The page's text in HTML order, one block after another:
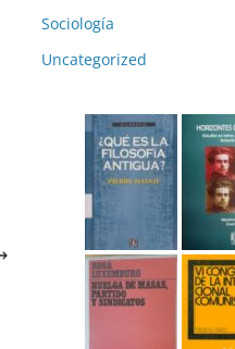
Sociología
Uncategorized